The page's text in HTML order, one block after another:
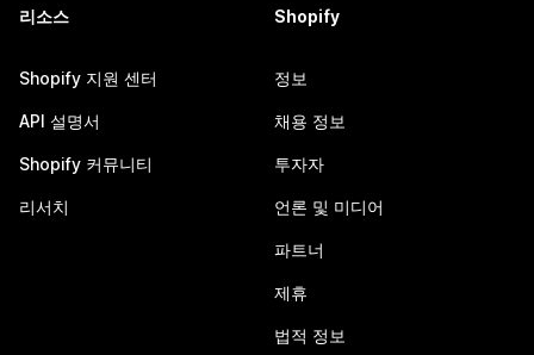
리소스
Shopify 지원 센터
API 설명서
Shopify 커뮤니티
리서치
Shopify
정보
채용 정보
투자자
언론 및 미디어
파트너
제휴
법적 정보